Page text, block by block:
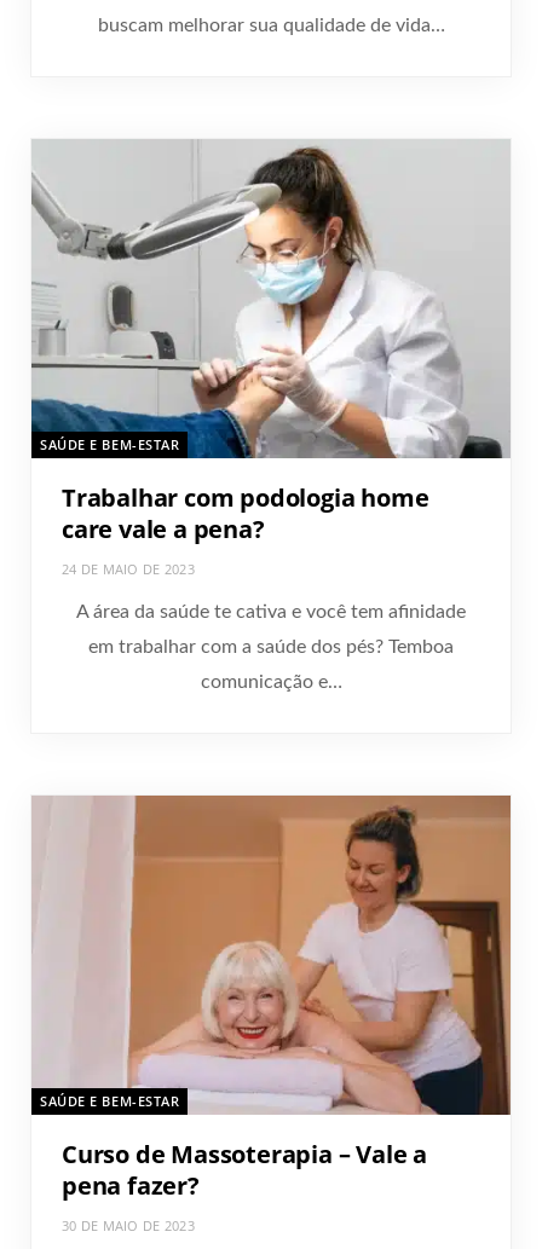
buscam melhorar sua qualidade de vida…
SAÚDE E BEM-ESTAR
Trabalhar com podologia home
care vale a pena?
24 DE MAIO DE 2023
A área da saúde te cativa e você tem afinidade
em trabalhar com a saúde dos pés? Temboa
comunicação e…
SAÚDE E BEM-ESTAR
Curso de Massoterapia – Vale a
pena fazer?
30 DE MAIO DE 2023